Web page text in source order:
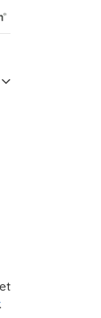
.